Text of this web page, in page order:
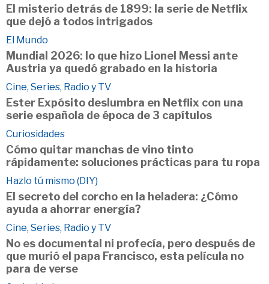
El misterio detrás de 1899: la serie de Netflix
que dejó a todos intrigados
El Mundo
Mundial 2026: lo que hizo Lionel Messi ante
Austria ya quedó grabado en la historia
Cine, Series, Radio y TV
Ester Expósito deslumbra en Netflix con una
serie española de época de 3 capítulos
Curiosidades
Cómo quitar manchas de vino tinto
rápidamente: soluciones prácticas para tu ropa
Hazlo tú mismo (DIY)
El secreto del corcho en la heladera: ¿Cómo
ayuda a ahorrar energía?
Cine, Series, Radio y TV
No es documental ni profecía, pero después de
que murió el papa Francisco, esta película no
para de verse